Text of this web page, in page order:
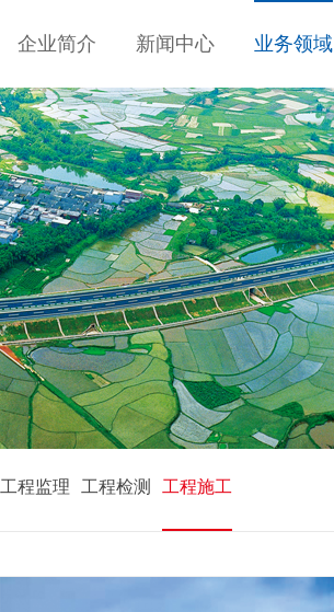
企业简介 新闻中心 业务领域
工程监理 工程检测 工程施工